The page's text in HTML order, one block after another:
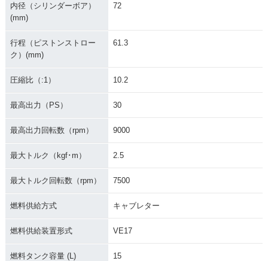
内径（シリンダーボア）
(mm)
72
行程（ピストンストロー
ク）(mm)
61.3
圧縮比（:1） 10.2
最高出力（PS） 30
最高出力回転数（rpm） 9000
最大トルク（kgf･m） 2.5
最大トルク回転数（rpm） 7500
燃料供給方式 キャブレター
燃料供給装置形式 VE17
燃料タンク容量 (L) 15